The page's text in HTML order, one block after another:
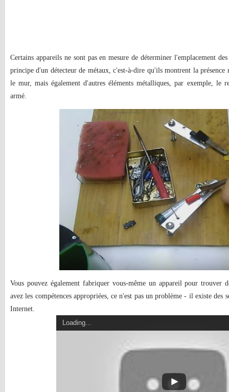
Certains appareils ne sont pas en mesure de déterminer l'emplacement
principe d'un détecteur de métaux, c'est-à-dire qu'ils montrent la présence
le mur, mais également d'autres éléments métalliques, par exemple, le
armé.
Vous pouvez également fabriquer vous-même un appareil pour trouver
avez les compétences appropriées, ce n'est pas un problème - il existe des
Internet.
Loading...